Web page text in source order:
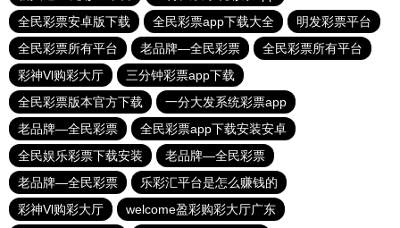
全民彩票安卓版下载
全民彩票app下载大全
明发彩票平台
全民彩票所有平台
老品牌—全民彩票
全民彩票所有平台
彩神Vl购彩大厅
三分钟彩票app下载
全民彩票版本官方下载
一分大发系统彩票app
老品牌—全民彩票
全民彩票app下载安装安卓
全民娱乐彩票下载安装
老品牌—全民彩票
老品牌—全民彩票
乐彩汇平台是怎么赚钱的
彩神Vl购彩大厅
welcome盈彩购彩大厅广东